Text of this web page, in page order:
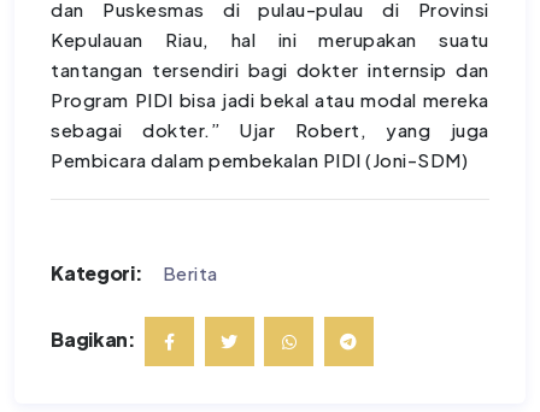
dan Puskesmas di pulau-pulau di Provinsi
Kepulauan Riau, hal ini merupakan suatu
tantangan tersendiri bagi dokter internsip dan
Program PIDI bisa jadi bekal atau modal mereka
sebagai dokter.” Ujar Robert, yang juga
Pembicara dalam pembekalan PIDI (Joni-SDM)
Kategori: Berita
Bagikan: